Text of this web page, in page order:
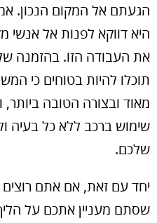
הגעתם אל המקום הנכון.
היא דווקא לפנות אל אנשי
את העבודה הזו. בהזמנה
תוכלו להיות בטוחים כי
מאוד ובצורה הטובה
שימוש ברכב ללא כל בעיה
שלכם.
יחד עם זאת, אם אתם
שסתם מעניין אתכם על